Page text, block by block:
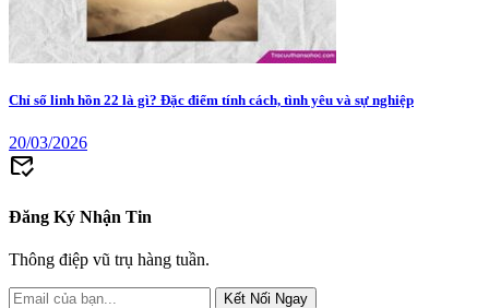
Chỉ số linh hồn 22 là gì? Đặc điểm tính cách, tình yêu và sự nghiệp
20/03/2026
mark_email_read
Đăng Ký Nhận Tin
Thông điệp vũ trụ hàng tuần.
Kết Nối Ngay